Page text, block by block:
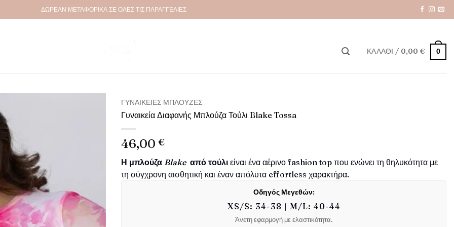
ΔΩΡΕΑΝ ΜΕΤΑΦΟΡΙΚΑ ΣΕ ΟΛΕΣ ΤΙΣ ΠΑΡΑΓΓΕΛΙΕΣ
ΚΑΛΆΘΙ / 0,00€ 0
ΓΥΝΑΙΚΕΊΕΣ ΜΠΛΟΎΖΕΣ
Γυναικεία Διαφανής Μπλούζα Τούλι Blake Tossa
46,00 €
Η μπλούζα Blake από τούλι είναι ένα αέρινο fashion top που ενώνει τη θηλυκότητα με
τη σύγχρονη αισθητική και έναν απόλυτα effortless χαρακτήρα.
Οδηγός Μεγεθών:
XS/S: 34-38 | M/L: 40-44
Άνετη εφαρμογή με ελαστικότητα.